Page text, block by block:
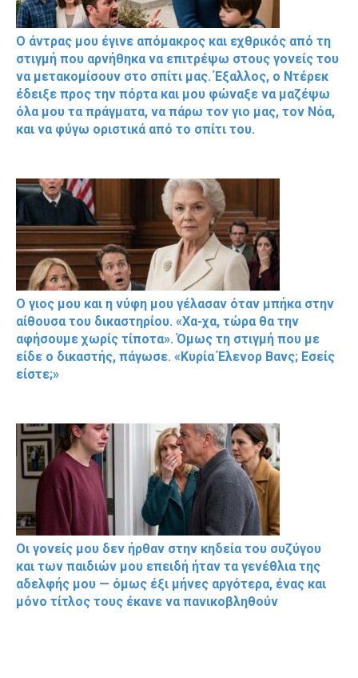
Ο άντρας μου έγινε απόμακρος και εχθρικός από τη
στιγμή που αρνήθηκα να επιτρέψω στους γονείς του
να μετακομίσουν στο σπίτι μας. Έξαλλος, ο Ντέρεκ
έδειξε προς την πόρτα και μου φώναξε να μαζέψω
όλα μου τα πράγματα, να πάρω τον γιο μας, τον Νόα,
και να φύγω οριστικά από το σπίτι του.
Ο γιος μου και η νύφη μου γέλασαν όταν μπήκα στην
αίθουσα του δικαστηρίου. «Χα-χα, τώρα θα την
αφήσουμε χωρίς τίποτα». Όμως τη στιγμή που με
είδε ο δικαστής, πάγωσε. «Κυρία Έλενορ Βανς; Εσείς
είστε;»
Οι γονείς μου δεν ήρθαν στην κηδεία του συζύγου
και των παιδιών μου επειδή ήταν τα γενέθλια της
αδελφής μου — όμως έξι μήνες αργότερα, ένας και
μόνο τίτλος τους έκανε να πανικοβληθούν